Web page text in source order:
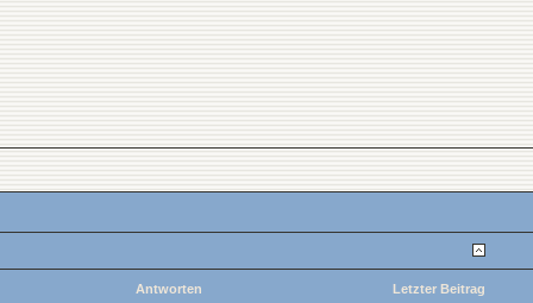
Antworten Letzter Beitrag